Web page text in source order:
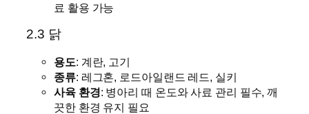
료 활용 가능
2.3 닭
용도: 계란, 고기
종류: 레그혼, 로드아일랜드 레드, 실키
사육 환경: 병아리 때 온도와 사료 관리 필수, 깨
끗한 환경 유지 필요